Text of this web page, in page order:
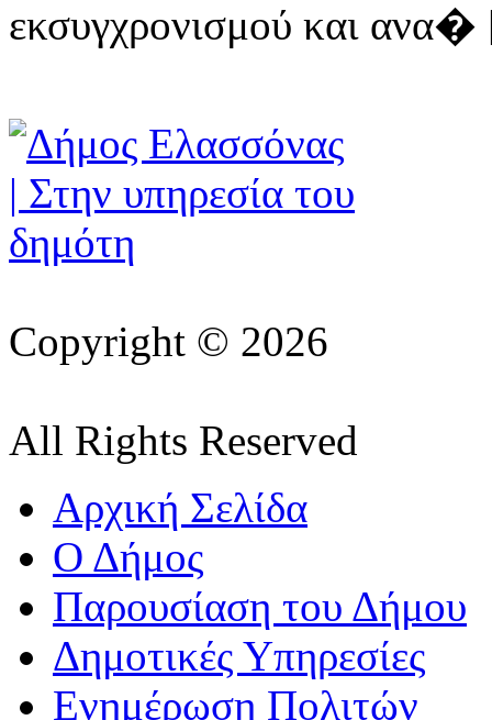
εκσυγχρονισμού και
Copyright © 2026
All Rights Reserved
Αρχική Σελίδα
Ο Δήμος
Παρουσίαση του Δήμου
Δημοτικές Υπηρεσίες
Ενημέρωση Πολιτών